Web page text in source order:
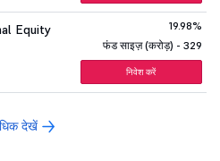
Equity
19.98%
फंड साइज़ (करोड़) - 329
निवेश करें
देखें